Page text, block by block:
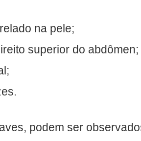
na pele;
superior do abdômen;
podem ser